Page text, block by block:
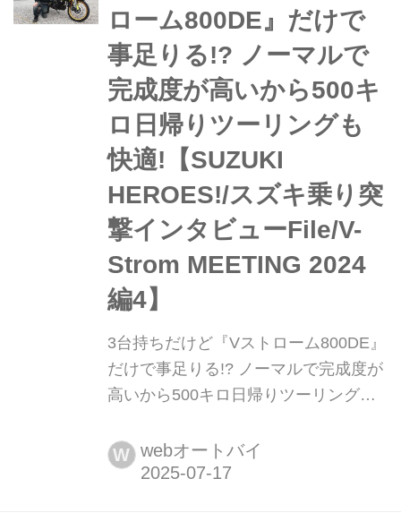
ローム800DE』だけで
事足りる!? ノーマルで
完成度が高いから500キ
ロ日帰りツーリングも
快適!【SUZUKI
HEROES!/スズキ乗り突
撃インタビューFile/V-
Strom MEETING 2024
編4】
3台持ちだけど『Vストローム800DE』
だけで事足りる!? ノーマルで完成度が
高いから500キロ日帰りツーリングも
突撃インタビューFile/V-Strom
MEETING 2024編4】 2024年11月10日
W webオートバイ